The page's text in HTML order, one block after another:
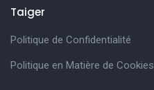
Taiger
Politique de Confidentialité
Politique en Matière de Cookies